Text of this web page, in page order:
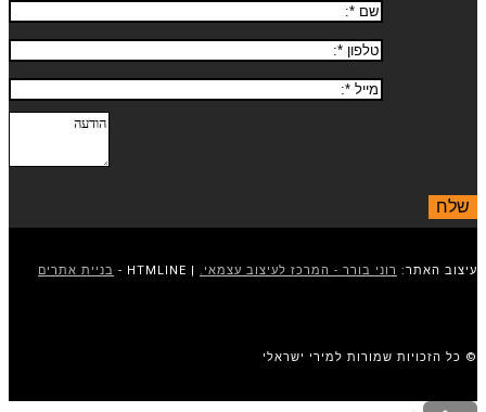
עיצוב האתר: רוני בורר - המרכז לעיצוב עצמאי. | HTMLINE - בניית אתרים
© כל הזכויות שמורות למירי ישראלי